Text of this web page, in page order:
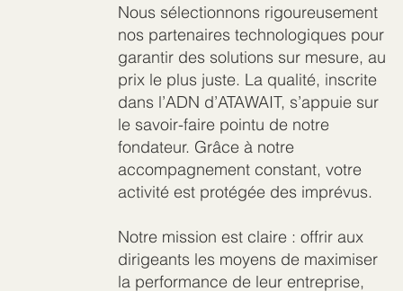
Nous sélectionnons rigoureusement
nos partenaires technologiques pour
garantir des solutions sur mesure, au
prix le plus juste. La qualité, inscrite
dans l’ADN d’ATAWAIT, s’appuie sur
le savoir-faire pointu de notre
fondateur. Grâce à notre
accompagnement constant, votre
activité est protégée des imprévus.
Notre mission est claire : offrir aux
dirigeants les moyens de maximiser
la performance de leur entreprise,